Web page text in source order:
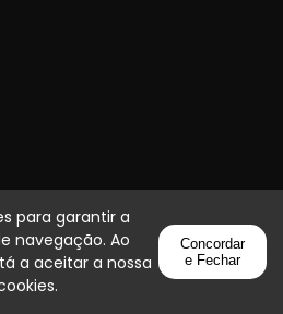
para garantir a
navegação. Ao
a aceitar a nossa
.
Concordar
e Fechar